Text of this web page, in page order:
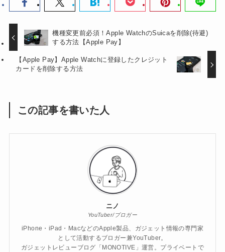
機種変更前必須！Apple WatchのSuicaを削除(待避)
する方法【Apple Pay】
【Apple Pay】Apple Watchに登録したクレジット
カードを削除する方法
この記事を書いた人
ニノ
YouTuber/ブロガー
iPhone・iPad・MacなどのApple製品、ガジェット情報の専門家
として活動するブロガー兼YouTuber。
ガジェットレビューブログ「MONOTIVE」運営。プライベートで